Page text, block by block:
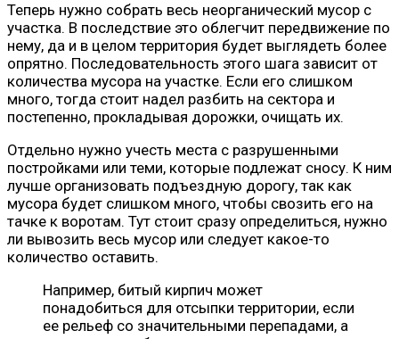
Теперь нужно собрать весь неорганический мусор с
участка. В последствие это облегчит передвижение по
нему, да и в целом территория будет выглядеть более
опрятно. Последовательность этого шага зависит от
количества мусора на участке. Если его слишком
много, тогда стоит надел разбить на сектора и
постепенно, прокладывая дорожки, очищать их.
Отдельно нужно учесть места с разрушенными
постройками или теми, которые подлежат сносу. К ним
лучше организовать подъездную дорогу, так как
мусора будет слишком много, чтобы свозить его на
тачке к воротам. Тут стоит сразу определиться, нужно
ли вывозить весь мусор или следует какое-то
количество оставить.
Например, битый кирпич может
понадобиться для отсыпки территории, если
ее рельеф со значительными перепадами, а